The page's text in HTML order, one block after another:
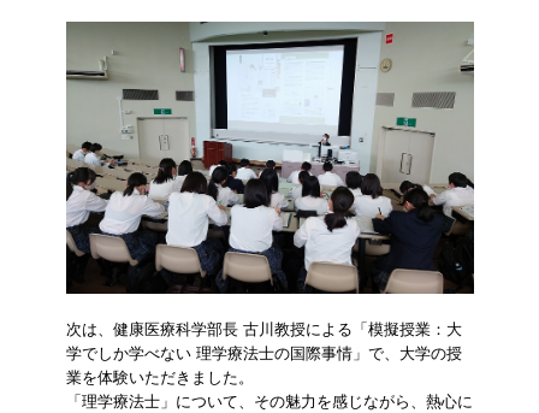
次は、健康医療科学部長 古川教授による「模擬授業：大
学でしか学べない 理学療法士の国際事情」で、大学の授
業を体験いただきました。
「理学療法士」について、その魅力を感じながら、熱心に